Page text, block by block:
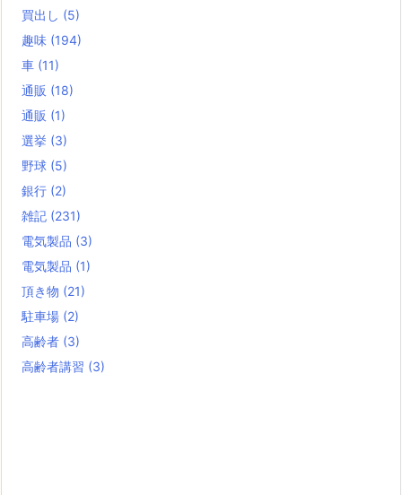
買出し (5)
趣味 (194)
車 (11)
通販 (18)
通販 (1)
選挙 (3)
野球 (5)
銀行 (2)
雑記 (231)
電気製品 (3)
電気製品 (1)
頂き物 (21)
駐車場 (2)
高齢者 (3)
高齢者講習 (3)